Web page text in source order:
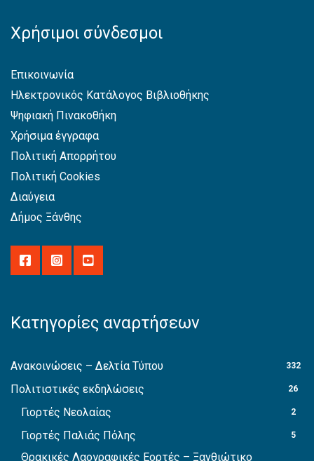
Χρήσιμοι σύνδεσμοι
Επικοινωνία
Ηλεκτρονικός Κατάλογος Βιβλιοθήκης
Ψηφιακή Πινακοθήκη
Χρήσιμα έγγραφα
Πολιτική Απορρήτου
Πολιτική Cookies
Διαύγεια
Δήμος Ξάνθης
Κατηγορίες αναρτήσεων
Ανακοινώσεις – Δελτία Τύπου 332
Πολιτιστικές εκδηλώσεις 26
Γιορτές Νεολαίας 2
Γιορτές Παλιάς Πόλης 5
Θρακικές Λαογραφικές Εορτές – Ξανθιώτικο